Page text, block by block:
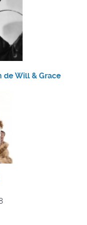
de Will & Grace